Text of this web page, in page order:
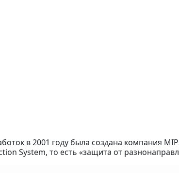
в 2001 году была создана компания
System, то есть «защита от